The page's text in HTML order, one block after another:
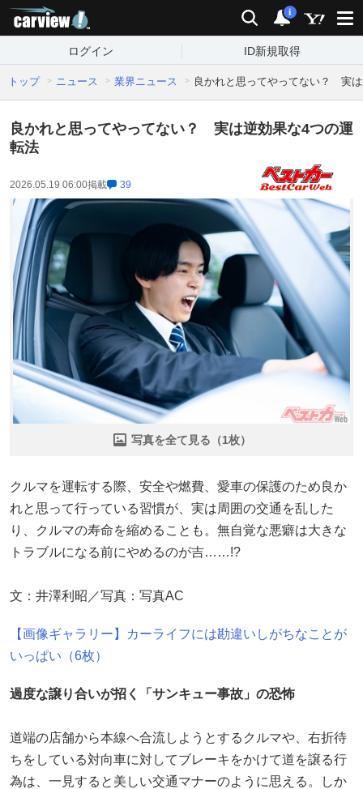
検索 通知
i
ログイン ID新規取得
トップ ニュース 業界ニュース 良かれと思ってやってない？ 実
良かれと思ってやってない？ 実は逆効果な4つの運
転法
2026.05.19 06:00掲載 39
写真を全て見る（1枚）
クルマを運転する際、安全や燃費、愛車の保護のため良か
れと思って行っている習慣が、実は周囲の交通を乱した
り、クルマの寿命を縮めることも。無自覚な悪癖は大きな
トラブルになる前にやめるのが吉……!?
文：井澤利昭／写真：写真AC
【画像ギャラリー】カーライフには勘違いしがちなことが
いっぱい（6枚）
過度な譲り合いが招く「サンキュー事故」の恐怖
道端の店舗から本線へ合流しようとするクルマや、右折待
ちをしている対向車に対してブレーキをかけて道を譲る行
為は、一見すると美しい交通マナーのように思える。しか